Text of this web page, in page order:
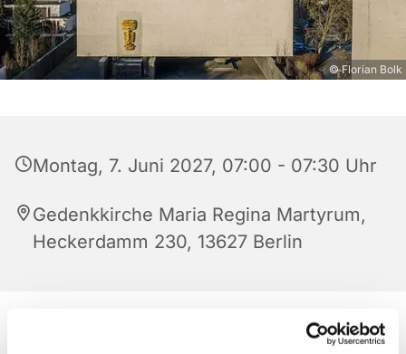
© Florian Bolk
Montag, 7. Juni 2027, 07:00 - 07:30 Uhr
Gedenkkirche Maria Regina Martyrum,
Heckerdamm 230, 13627 Berlin